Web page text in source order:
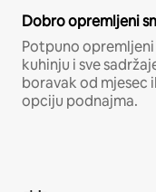
Dobro opremljeni
Potpuno
kuhinju i sve
boravak od mjesec
opciju podnajma.